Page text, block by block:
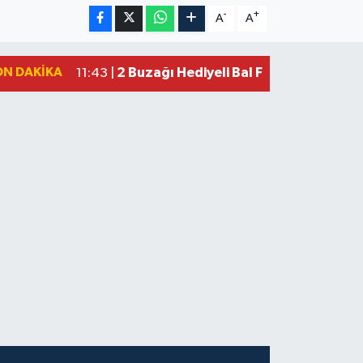
A- A+
DAKIKA 11:43 | 2 Buzağı Hediyeli Bal Festivalinde